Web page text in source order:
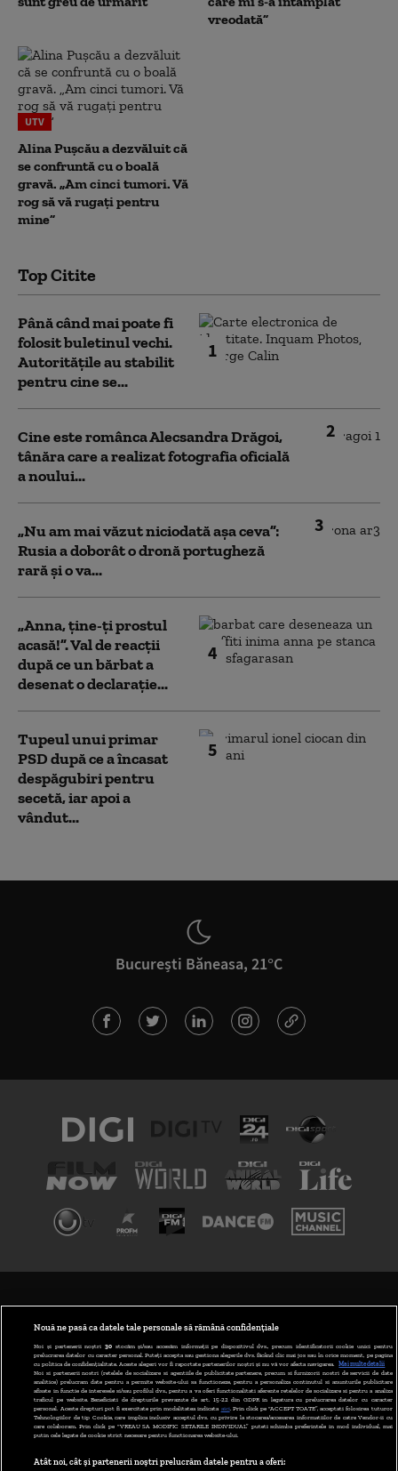
vreodată”
UTV
Alina Pușcău a dezvăluit că
se confruntă cu o boală
gravă. „Am cinci tumori. Vă
rog să vă rugați pentru
mine”
Top Citite
1
Până când mai poate fi
folosit buletinul vechi.
Autoritățile au stabilit
pentru cine se...
2
Cine este românca Alecsandra Drăgoi,
tânăra care a realizat fotografia oficială
a noului...
3
„Nu am mai văzut niciodată așa ceva”:
Rusia a doborât o dronă portugheză
rară și o va...
4
„Anna, ţine-ţi prostul
acasă!”. Val de reacții
după ce un bărbat a
desenat o declarație...
5
Tupeul unui primar
PSD după ce a încasat
despăgubiri pentru
secetă, iar apoi a
vândut...
București Băneasa, 21°C
ABONARE DIGI TV
GESTIONAȚI PREFERINȚELE
CODUL DIGI24
CAMERE WEB
CONTACT/INFO
Nouă ne pasă ca datele tale personale să rămână confidențiale
Noi și partenerii noștri 30stocăm și/sau accesăm informații pe dispozitivul dvs., precum identificatorii cookie unici pentru
prelucrarea datelor cu caracter personal. Puteți accepta sau gestiona alegerile dvs. făcând clic mai jos sau în orice moment, pe pagina
cu politica de confidențialitate. Aceste alegeri vor fi raportate partenerilor noștri și nu vă vor afecta navigarea.
Mai multe detalii
Noi si partenerii nostri (retelele de socializare si agentiile de publicitate partenere, precum si furnizorii nostri de servicii de date
analitice) prelucram date pentru a permite website-ului sa functioneze, pentru a personaliza continutul si anunturile publicitare
afisate in functie de interesele si/sau profilul dvs., pentru a va oferi functionalitati aferente retelelor de socializare si pentru a analiza
traficul pe website. Beneficiati de drepturile prevazute de art. 15-22 din GDPR in legatura cu prelucrarea datelor cu caracter
personal. Aceste drepturi pot fi exercitate prin modalitatea indicata aici. Prin click pe “ACCEPT TOATE”, acceptati folosirea tuturor
Tehnologiilor de tip Cookie, care implica inclusiv acceptul dvs. cu privire la stocarea/accesarea informatiilor de catre Vendor-ii cu
care colaboram. Prin click pe “VREAU SA MODIFIC SETARILE INDIVIDUAL” puteti schimba preferintele in mod individual, mai
putin cele legate de cookie strict necesare pentru functionarea website-ului.
Atât noi, cât și partenerii noștri prelucrăm datele pentru a oferi: